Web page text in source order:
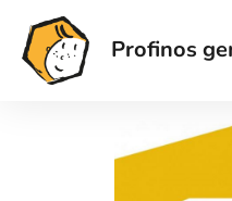
Profinos